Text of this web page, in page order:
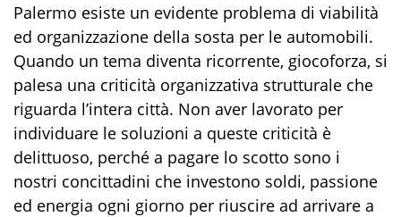
Palermo esiste un evidente problema di viabilità
ed organizzazione della sosta per le automobili.
Quando un tema diventa ricorrente, giocoforza, si
palesa una criticità organizzativa strutturale che
riguarda l’intera città. Non aver lavorato per
individuare le soluzioni a queste criticità è
delittuoso, perché a pagare lo scotto sono i
nostri concittadini che investono soldi, passione
ed energia ogni giorno per riuscire ad arrivare a